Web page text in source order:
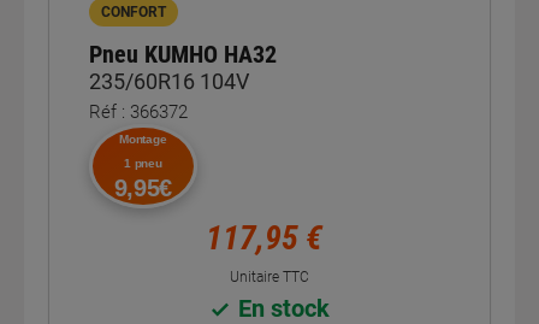
CONFORT
Pneu KUMHO HA32
235/60R16 104V
Réf : 366372
Montage
1 pneu
9,95€
117,95 €
Unitaire TTC
En stock